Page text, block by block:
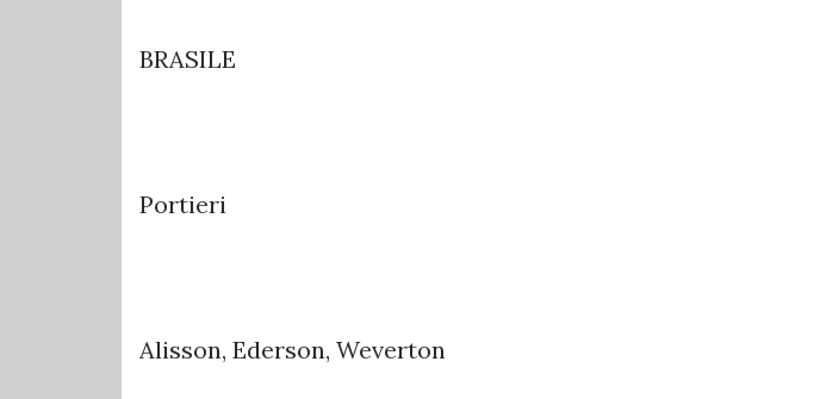
BRASILE
Portieri
Alisson, Ederson, Weverton